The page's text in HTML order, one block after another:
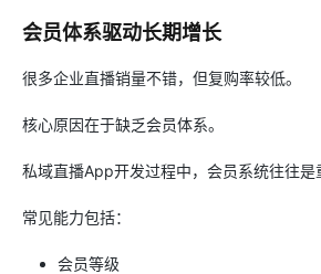
会员体系驱动长期增长
很多企业直播销量不错，但复购率较低。
核心原因在于缺乏会员体系。
私域直播App开发过程中，会员系统往往是
常见能力包括：
会员等级